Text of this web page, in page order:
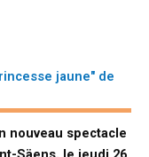
jaune" de
nouveau spectacle